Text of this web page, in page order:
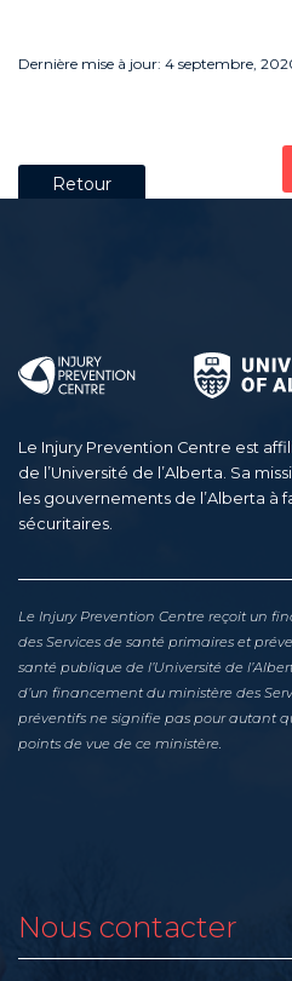
Dernière mise à jour: 4 septembre,
Retour
Le Injury Prevention Centre est
de l’Université de l’Alberta. Sa
les gouvernements de l’Alberta à
sécuritaires.
Le Injury Prevention Centre reçoit un
des Services de santé primaires et
santé publique de l’Université de
d’un financement du ministère des
préventifs ne signifie pas pour autant
points de vue de ce ministère.
Nous contacter